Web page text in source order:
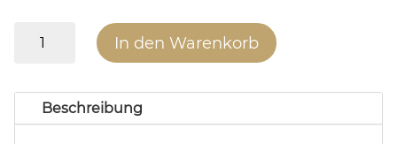
Menge
In den Warenkorb
Beschreibung